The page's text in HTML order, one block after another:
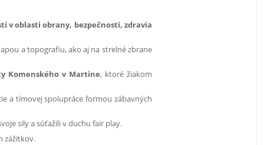
v oblasti obrany, bezpečnosti, zdravia
a topografiu, ako aj na strelné zbrane
Komenského v Martine, ktoré žiakom
a tímovej spolupráce formou zábavných
sily a súťažili v duchu fair play.
zážitkov.